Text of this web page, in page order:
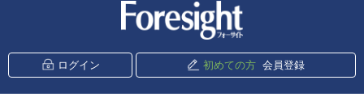
ログイン 初めての方 会員登録